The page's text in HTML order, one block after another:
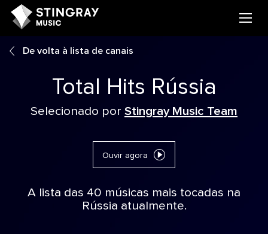
De volta à lista de canais
Total Hits Rússia
Selecionado por Stingray Music Team
Ouvir agora
A lista das 40 músicas mais tocadas na
Rússia atualmente.